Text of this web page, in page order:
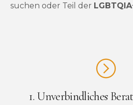
suchen oder Teil der
1. Unverbindliches